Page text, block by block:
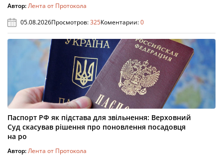
Автор:Лента от Протокола
05.08.2026Просмотров:325Коментарии:0
Паспорт РФ як підстава для звільнення: Верховний
Суд скасував рішення про поновлення посадовця
на ро
Автор:Лента от Протокола